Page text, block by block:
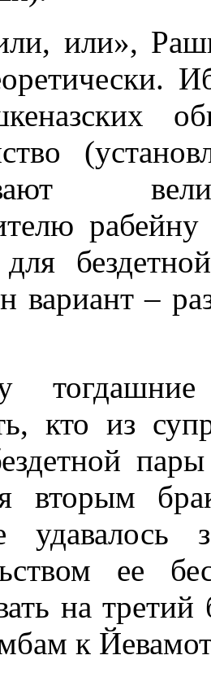
или»,
вариант –
кто из
вторым
ее
на
к